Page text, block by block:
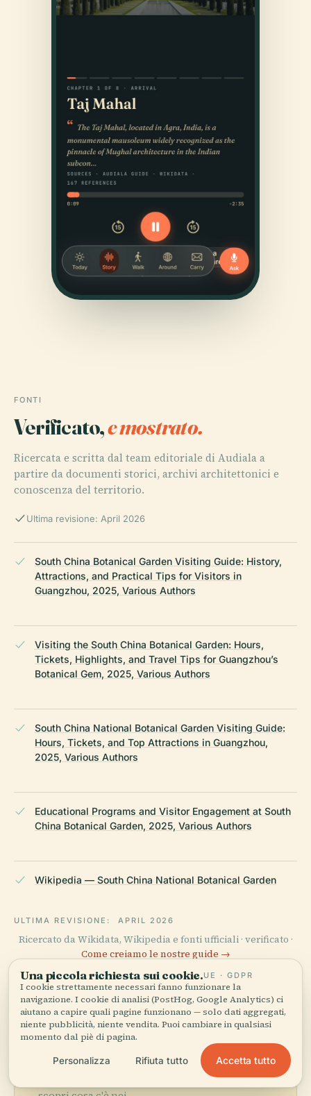
FONTI
Verificato,e mostrato.
Ricercata e scritta dal team editoriale di Audiala a
partire da documenti storici, archivi architettonici e
conoscenza del territorio.
Ultima revisione: April 2026
South China Botanical Garden Visiting Guide: History,
Attractions, and Practical Tips for Visitors in
Guangzhou, 2025, Various Authors
Visiting the South China Botanical Garden: Hours,
Tickets, Highlights, and Travel Tips for Guangzhou’s
Botanical Gem, 2025, Various Authors
South China National Botanical Garden Visiting Guide:
Hours, Tickets, and Top Attractions in Guangzhou,
2025, Various Authors
Educational Programs and Visitor Engagement at South
China Botanical Garden, 2025, Various Authors
Wikipedia — South China National Botanical Garden
ULTIMA REVISIONE: APRIL 2026
Ricercato da Wikidata, Wikipedia e fonti ufficiali · verificato ·
Come creiamo le nostre guide →
Esplora la zona
Vedi Giardino Botanico
Accademia Cinese delle
Vedi mappa
Una piccola richiesta sui cookie.UE · GDPR
I cookie strettamente necessari fanno funzionare la
navigazione. I cookie di analisi (PostHog, Google Analytics) ci
aiutano a capire quali pagine funzionano — solo dati aggregati,
niente pubblicità, niente vendita. Puoi cambiare in qualsiasi
momento dal piè di pagina.
Personalizza Rifiuta tutto Accetta tutto